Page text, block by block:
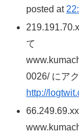
posted at
て
0026/ にア
http://